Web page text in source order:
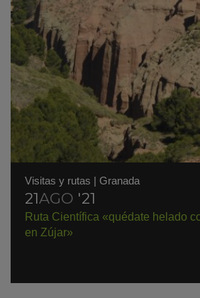
Visitas y rutas | Granada
21AGO '21
Ruta Científica «quédate helado
en Zújar»